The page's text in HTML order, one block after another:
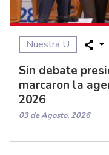
Nuestra U
Sin debate
marcaron la
2026
03 de Agosto, 2026